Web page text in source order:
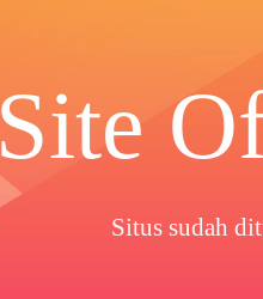
Site
Situs sudah